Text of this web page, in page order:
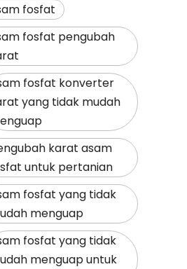
fosfat
fosfat pengubah
fosfat konverter
yang tidak mudah
karat asam
untuk pertanian
fosfat yang tidak
menguap
fosfat yang tidak
menguap untuk